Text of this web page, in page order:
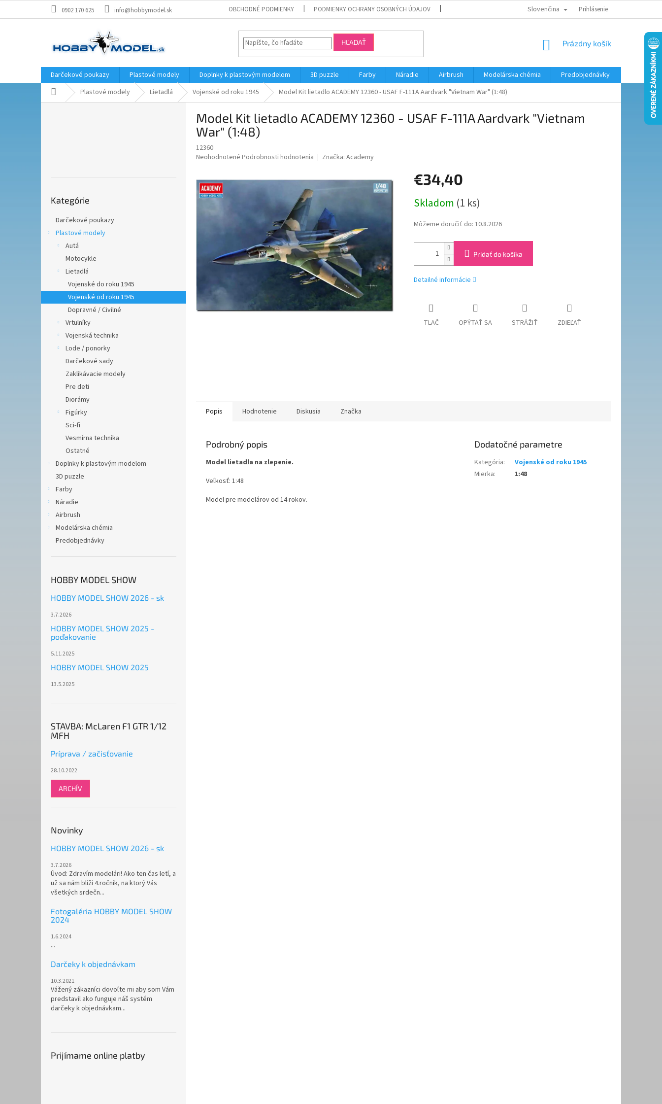
0902 170 625 info@hobbymodel.sk OBCHODNÉ PODMIENKY PODMIENKY OCHRANY OSOBNÝCH ÚDAJOV MODELÁRSKY KRÚŽOK
Slovenčina Prihlásenie
HĽADAŤ
NÁKUPNÝ
Prázdny košík
Darčekové poukazy Plastové modely Doplnky k plastovým modelom 3D puzzle Farby Náradie Airbrush Modelárska chémia
Predobjednávky
DomovPlastové modely Lietadlá Vojenské od roku 1945 Model Kit lietadlo ACADEMY 12360 - USAF F-111A Aardvark "Vietnam War" (1:48)
kategórie
Kategórie
Darčekové poukazy
Plastové modely
Autá
Motocykle
Lietadlá
Vojenské do roku 1945
Vojenské od roku 1945
Dopravné / Civilné
Vrtulníky
Vojenská technika
Lode / ponorky
Darčekové sady
Zaklikávacie modely
Pre deti
Diorámy
Figúrky
Sci-fi
Vesmírna technika
Ostatné
Doplnky k plastovým modelom
3D puzzle
Farby
Náradie
Airbrush
Modelárska chémia
Predobjednávky
HOBBY MODEL SHOW
HOBBY MODEL SHOW 2026 - sk
3.7.2026
HOBBY MODEL SHOW 2025 -
poďakovanie
5.11.2025
HOBBY MODEL SHOW 2025
13.5.2025
STAVBA: McLaren F1 GTR 1/12
MFH
Príprava / začisťovanie
28.10.2022
ARCHÍV
Novinky
HOBBY MODEL SHOW 2026 - sk
3.7.2026
Úvod: Zdravím modelári! Ako ten čas letí, a
už sa nám blíži 4.ročník, na ktorý Vás
všetkých srdečn...
Fotogaléria HOBBY MODEL SHOW
2024
1.6.2024
...
Darčeky k objednávkam
10.3.2021
Vážený zákazníci dovoľte mi aby som Vám
predstavil ako funguje náš systém
darčeky k objednávkam...
Prijímame online platby
Model Kit lietadlo ACADEMY 12360 - USAF F-111A Aardvark "Vietnam
War" (1:48)
12360
Priemerné
je
0,0
Neohodnotené Podrobnosti hodnotenia Značka: Academy
€34,40
cena:
Skladom (1 ks)
Môžeme doručiť do: 10.8.2026
Pridať do košíka
Detailné informácie
TLAČ OPÝTAŤ SA STRÁŽIŤ ZDIEĽAŤ
Popis Hodnotenie Diskusia Značka
Podrobný popis
Model lietadla na zlepenie.
Veľkosť: 1:48
Model pre modelárov od 14 rokov.
Dodatočné parametre
Kategória:
Vojenské od roku 1945
Mierka: 1:48